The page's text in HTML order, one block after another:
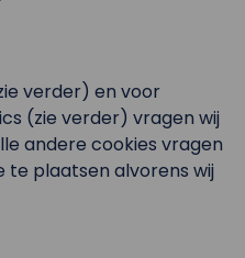
verder) en voor
(zie verder) vragen wij
andere cookies vragen
te plaatsen alvorens wij